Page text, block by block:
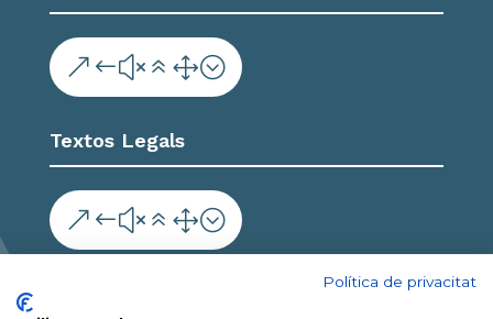
&#x61;
Textos Legals
&#x61;
Política de privacitat